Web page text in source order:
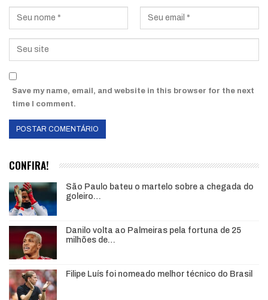
Save my name, email, and website in this browser for the next
time I comment.
CONFIRA!
São Paulo bateu o martelo sobre a chegada do
goleiro…
Danilo volta ao Palmeiras pela fortuna de 25
milhões de…
Filipe Luís foi nomeado melhor técnico do Brasil